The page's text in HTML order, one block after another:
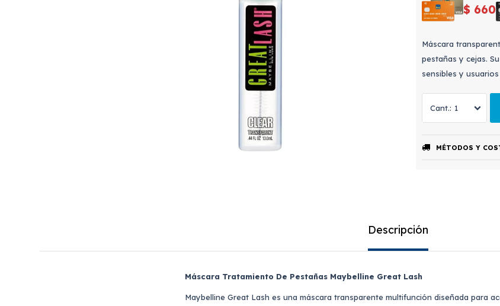
$ 660
Máscara
pestañas y cejas.
sensibles y
1
MÉTODOS Y
Descripción
Máscara Tratamiento De Pestañas Maybelline Great Lash
Maybelline Great Lash es una máscara transparente multifunción diseñada para